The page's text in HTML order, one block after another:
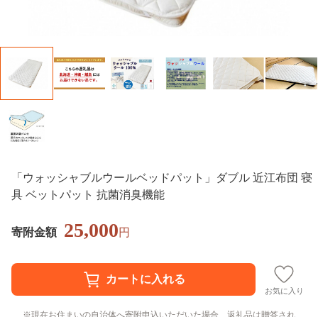
「ウォッシャブルウールベッドパット」ダブル 近江布団 寝
具 ベットパット 抗菌消臭機能
寄附金額 25,000円
お気に入り
現在お住まいの自治体へ寄附申込いただいた場合、返礼品は贈答され